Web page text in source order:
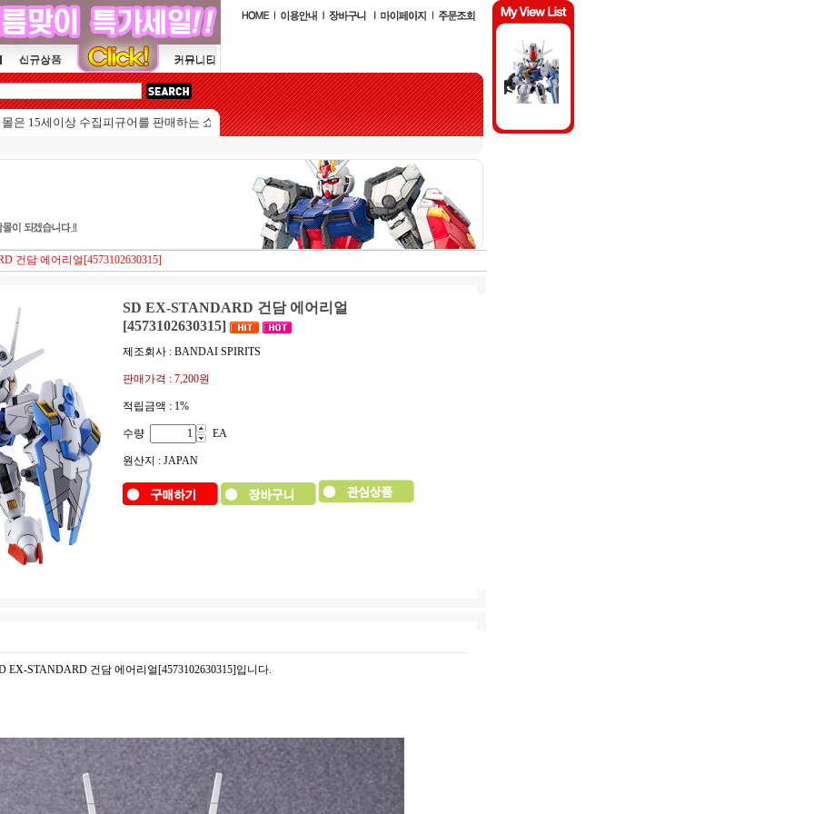
상 수집피규어를 판매하는 쇼핑몰입니다.
건담 에어리얼[4573102630315]
SD EX-STANDARD 건담 에어리얼
[4573102630315]
제조회사 : BANDAI SPIRITS
판매가격 : 7,200원
적립금액 : 1%
수량 EA
원산지 : JAPAN
EX-STANDARD 건담 에어리얼[4573102630315]입니다.